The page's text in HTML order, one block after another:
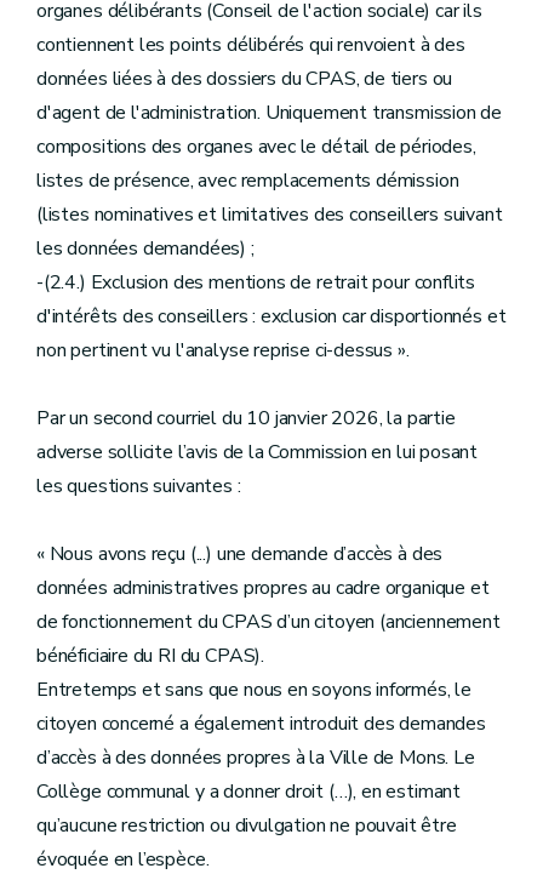
organes délibérants (Conseil de l'action sociale) car ils
contiennent les points délibérés qui renvoient à des
données liées à des dossiers du CPAS, de tiers ou
d'agent de l'administration. Uniquement transmission de
compositions des organes avec le détail de périodes,
listes de présence, avec remplacements démission
(listes nominatives et limitatives des conseillers suivant
les données demandées) ;
-(2.4.) Exclusion des mentions de retrait pour conflits
d'intérêts des conseillers : exclusion car disportionnés et
non pertinent vu l'analyse reprise ci-dessus ».
Par un second courriel du 10 janvier 2026, la partie
adverse sollicite l’avis de la Commission en lui posant
les questions suivantes :
« Nous avons reçu (...) une demande d’accès à des
données administratives propres au cadre organique et
de fonctionnement du CPAS d’un citoyen (anciennement
bénéficiaire du RI du CPAS).
Entretemps et sans que nous en soyons informés, le
citoyen concerné a également introduit des demandes
d’accès à des données propres à la Ville de Mons. Le
Collège communal y a donner droit (…), en estimant
qu’aucune restriction ou divulgation ne pouvait être
évoquée en l’espèce.